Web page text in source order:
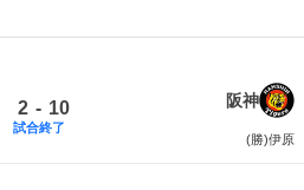
2 - 10
試合終了
阪神
(勝)伊原